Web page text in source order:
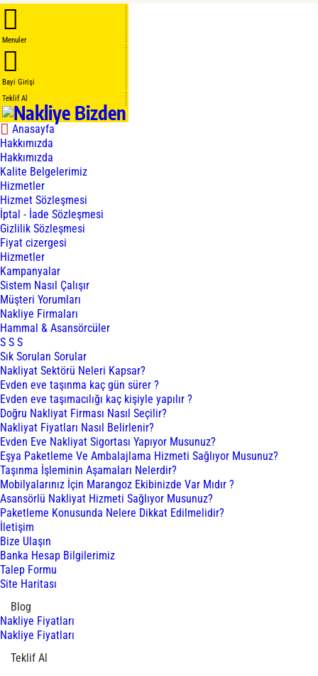
Menuler
Bayi Girişi
Teklif Al
Anasayfa
Hakkımızda
Hakkımızda
Kalite Belgelerimiz
Hizmetler
Hizmet Sözleşmesi
İptal - İade Sözleşmesi
Gizlilik Sözleşmesi
Fiyat cizergesi
Hizmetler
Kampanyalar
Sistem Nasıl Çalışır
Müşteri Yorumları
Nakliye Firmaları
Hammal & Asansörcüler
S S S
Sık Sorulan Sorular
Nakliyat Sektörü Neleri Kapsar?
Evden eve taşınma kaç gün sürer ?
Evden eve taşımacılığı kaç kişiyle yapılır ?
Doğru Nakliyat Firması Nasıl Seçilir?
Nakliyat Fiyatları Nasıl Belirlenir?
Evden Eve Nakliyat Sigortası Yapıyor Musunuz?
Eşya Paketleme Ve Ambalajlama Hizmeti Sağlıyor Musunuz?
Taşınma İşleminin Aşamaları Nelerdir?
Mobilyalarınız İçin Marangoz Ekibinizde Var Mıdır ?
Asansörlü Nakliyat Hizmeti Sağlıyor Musunuz?
Paketleme Konusunda Nelere Dikkat Edilmelidir?
İletişim
Bize Ulaşın
Banka Hesap Bilgilerimiz
Talep Formu
Site Haritası
Blog
Nakliye Fiyatları
Nakliye Fiyatları
Teklif Al